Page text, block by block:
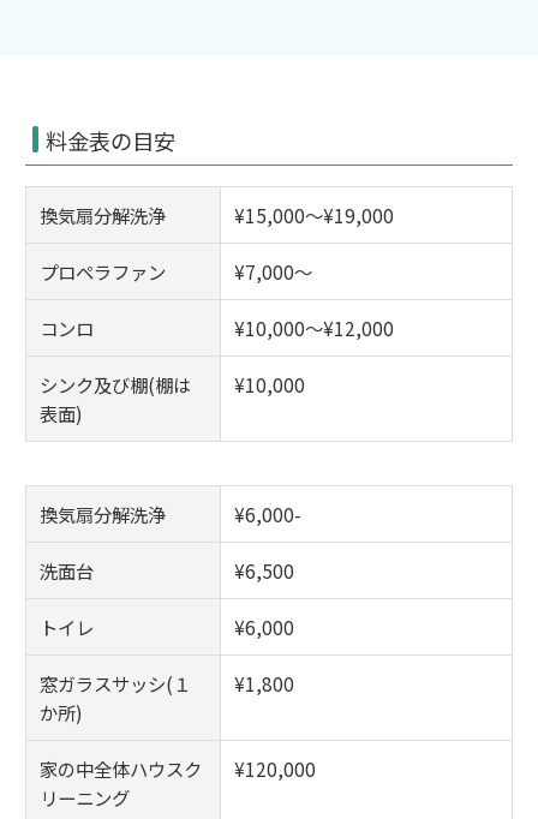
料金表の目安
換気扇分解洗浄 ¥15,000～¥19,000
プロペラファン ¥7,000～
コンロ ¥10,000～¥12,000
シンク及び棚(棚は
表面)
¥10,000
換気扇分解洗浄 ¥6,000-
洗面台 ¥6,500
トイレ ¥6,000
窓ガラスサッシ(１
か所)
¥1,800
家の中全体ハウスク
リーニング
¥120,000